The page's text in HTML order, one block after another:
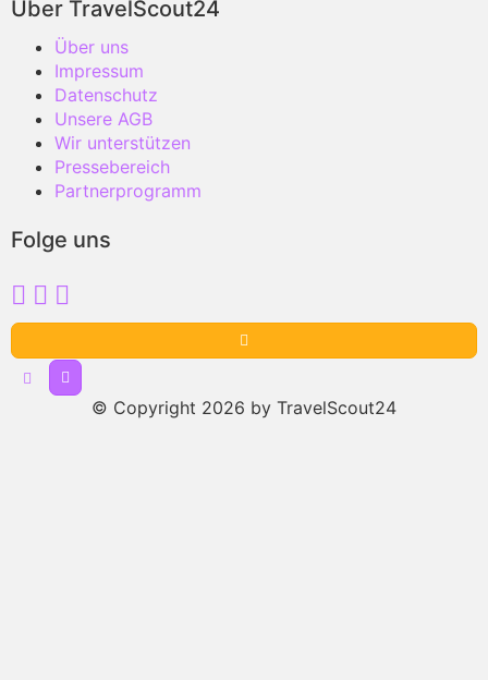
Über TravelScout24
Über uns
Impressum
Datenschutz
Unsere AGB
Wir unterstützen
Pressebereich
Partnerprogramm
Folge uns
© Copyright 2026 by TravelScout24